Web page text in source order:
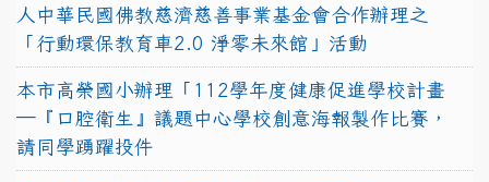
人中華民國佛教慈濟慈善事業基金會合作辦理之
「行動環保教育車2.0 淨零未來館」活動
本市高榮國小辦理「112學年度健康促進學校計畫
─『口腔衛生』議題中心學校創意海報製作比賽，
請同學踴躍投件